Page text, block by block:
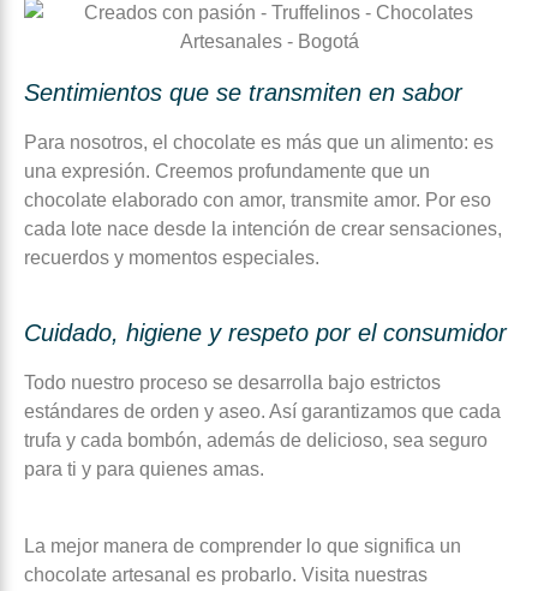
Sentimientos que se transmiten en sabor
Para nosotros, el chocolate es más que un alimento: es
una expresión. Creemos profundamente que un
chocolate elaborado con amor, transmite amor. Por eso
cada lote nace desde la intención de crear sensaciones,
recuerdos y momentos especiales.
Cuidado, higiene y respeto por el consumidor
Todo nuestro proceso se desarrolla bajo estrictos
estándares de orden y aseo. Así garantizamos que cada
trufa y cada bombón, además de delicioso, sea seguro
para ti y para quienes amas.
La mejor manera de comprender lo que significa un
chocolate artesanal es probarlo. Visita nuestras